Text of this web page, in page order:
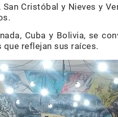
San Cristóbal y Nieves y
Cuba y Bolivia, se
reflejan sus raíces.